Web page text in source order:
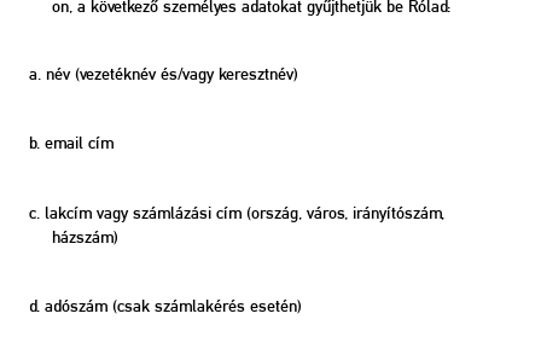
on, a következő személyes adatokat gyűjthetjük be Rólad:
a. név (vezetéknév és/vagy keresztnév)
b. email cím
c. lakcím vagy számlázási cím (ország, város, irányítószám,
házszám)
d. adószám (csak számlakérés esetén)